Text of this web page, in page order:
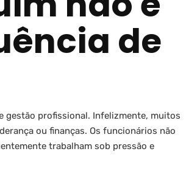
de
gestão profissional. Infelizmente, muitos
ou finanças. Os funcionários não
trabalham sob pressão e